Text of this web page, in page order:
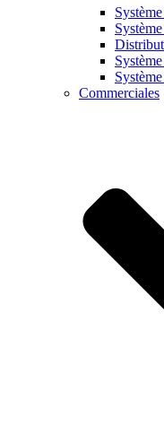
Commerciales